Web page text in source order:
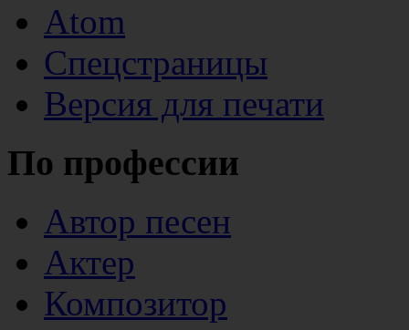
Atom
Спецстраницы
Версия для печати
По профессии
Автор песен
Актер
Композитор